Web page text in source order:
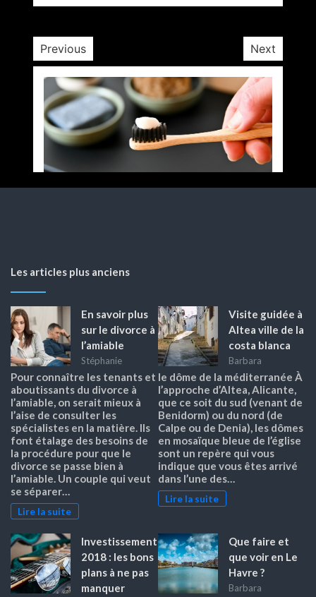
Previous Next
Les articles plus anciens
En savoir plus
sur le divorce à
l’amiable
Stéphanie
Pour connaître les tenants et
aboutissants du divorce à
l’amiable, on serait mieux à
l’aise de consulter les
spécialistes en la matière. Ils
font étalage des besoins de
la procédure pour que le
divorce se passe bien à
l’amiable. Un couple qui veut
se séparer…
Lire la suite
Visite guidée à
Altea ville de la
costa blanca
Barbara
le dôme de la méditerranée À
l’approche d’Altea, Alicante,
que ce soit du sud (venant de
Benidorm) ou du nord (de
Calpe ou de Denia), les dômes
en mosaïque bleue de l’église
sont un repère qui vous
indique que vous êtes arrivé
dans l’une des…
Lire la suite
Investissement
2018 : les bons
plans à ne pas
manquer
Que faire et
que voir en Le
Havre ?
Barbara